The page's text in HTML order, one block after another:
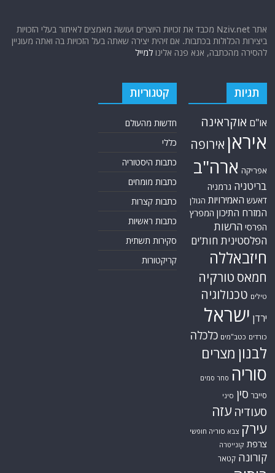
אתר Nziv.net מכבד את זכויות היוצרים ועושה מאמצים לאיתור בעלי הזכויות
ביצירות הכלולות בכתבות. אם זיהית יצירה שאתה בעל הזכויות בה ואתה מעוניין
להסירה מהכתבה, אנא פנה אלינולמייל
תגיות
או"ם אוקראינה
איראן אירופה
אפריקה ארה"ב
בריטניה גרמניה
דאעש האמירויות הגולן
המזרח התיכון המפרץ
הפרסי הרשות
הפלסטינית חות'ים
חיזבאללה
חמאס טורקיה
טילים טכנולוגיה
ירדן ישראל
כורדים כטב"מים כלכלה
לבנון מצרים
סוריה סחר סמים
סייבר סין סיני
סעודיה עזה
עירק צבא סוריה חופשי
צרפת קונייטרה
קורונה קטאר
קטגוריות
חדשות מהעולם
כללי
כתבות היסטוריה
כתבות מומחים
כתבות קצרות
כתבות ראשיות
סקירות תשתית
קריקטורות